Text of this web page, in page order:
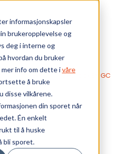
informasjonskapsler
brukeropplevelse og
deg i interne og
hvordan du bruker
info om dette ivåre
å bruke
disse vilkårene.
din sporet når
Én enkelt
til å huske
bli sporet.
Festo Servo Gearbox EMGC